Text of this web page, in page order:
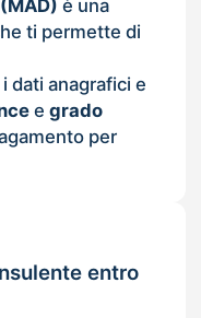
è una
ti permette di
dati anagrafici e
e grado
per
entro